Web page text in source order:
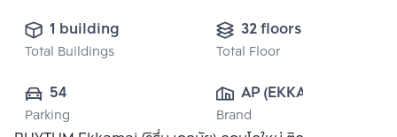
1 building
Total Buildings
32 floors
Total Floor
54
Parking
AP (EKKAMAI)
CO., LTD
Brand